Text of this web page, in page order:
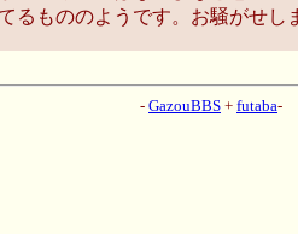
るもののようです。お騒がせし
- GazouBBS + futaba-